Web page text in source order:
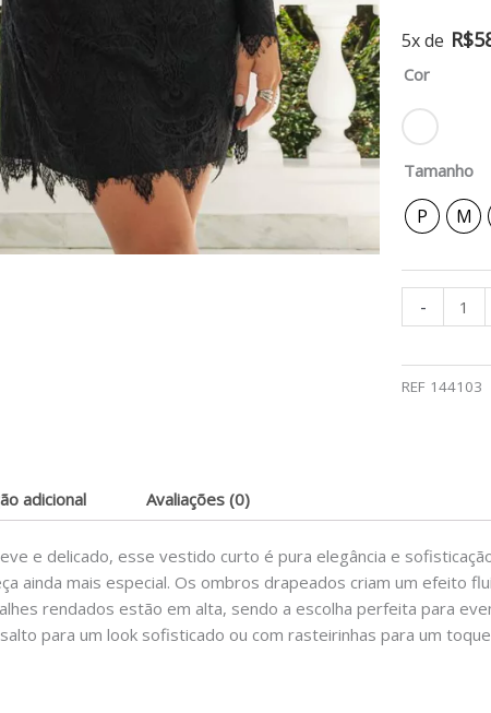
5x de R$
Cor
Tamanho
P M
-
Vestido
detalhes
em
guippir
quantidade
REF 144103
adicional Avaliações (0)
e delicado, esse vestido curto é pura elegância e
ainda mais especial. Os ombros drapeados criam um efeito
rendados estão em alta, sendo a escolha perfeita para
para um look sofisticado ou com rasteirinhas para um